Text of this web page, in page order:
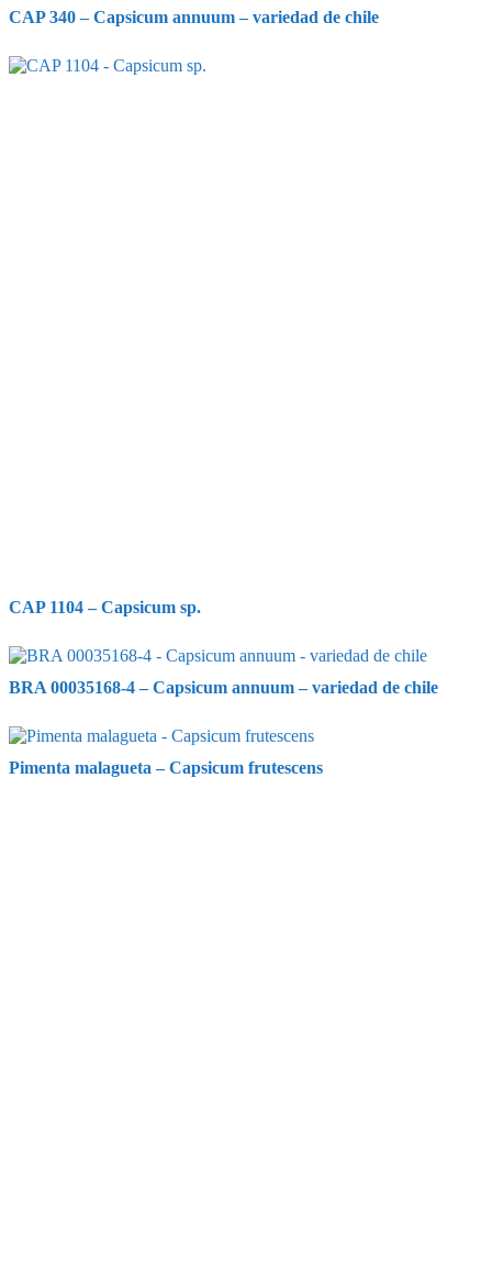
CAP 340 – Capsicum annuum – variedad de chile
CAP 1104 – Capsicum sp.
BRA 00035168-4 – Capsicum annuum – variedad de chile
Pimenta malagueta – Capsicum frutescens